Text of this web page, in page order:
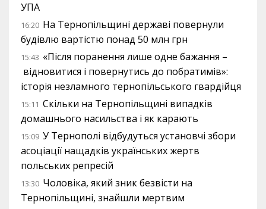
УПА
16:20 На Тернопільщині державі повернули
будівлю вартістю понад 50 млн грн
15:43 «Після поранення лише одне бажання –
відновитися і повернутись до побратимів»:
історія незламного тернопільського гвардійця
15:11 Скільки на Тернопільщині випадків
домашнього насильства і як карають
15:09 У Тернополі відбудуться установчі збори
асоціації нащадків українських жертв
польських репресій
13:30 Чоловіка, який зник безвісти на
Тернопільщині, знайшли мертвим